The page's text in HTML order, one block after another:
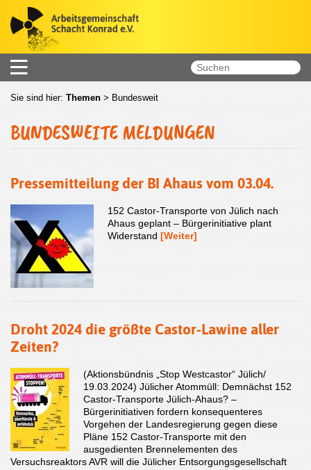
Sie sind hier: Themen > Bundesweit
BUNDESWEITE MELDUNGEN
Pressemitteilung der BI Ahaus vom 03.04.
152 Castor-Transporte von Jülich nach
Ahaus geplant – Bürgerinitiative plant
Widerstand [Weiter]
Droht 2024 die größte Castor-Lawine aller
Zeiten?
(Aktionsbündnis „Stop Westcastor“ Jülich/
19.03.2024) Jülicher Atommüll: Demnächst 152
Castor-Transporte Jülich-Ahaus? ‒
Bürgerinitiativen fordern konsequenteres
Vorgehen der Landesregierung gegen diese
Pläne 152 Castor-Transporte mit den
ausgedienten Brennelementen des
Versuchsreaktors AVR will die Jülicher Entsorgungsgesellschaft